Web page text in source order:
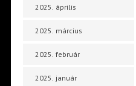
2025. április
2025. március
2025. február
2025. január